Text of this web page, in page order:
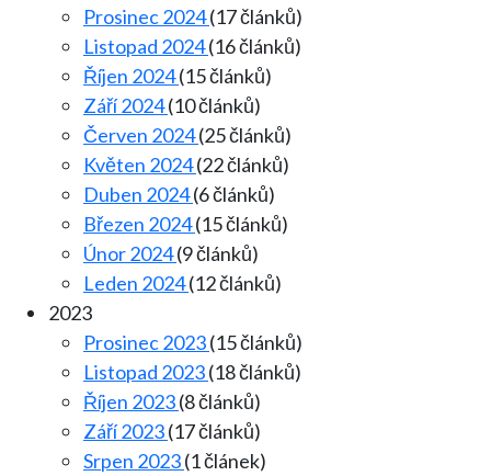
Prosinec 2024(17 článků)
Listopad 2024(16 článků)
Říjen 2024(15 článků)
Září 2024(10 článků)
Červen 2024(25 článků)
Květen 2024(22 článků)
Duben 2024(6 článků)
Březen 2024(15 článků)
Únor 2024(9 článků)
Leden 2024(12 článků)
2023
Prosinec 2023(15 článků)
Listopad 2023(18 článků)
Říjen 2023(8 článků)
Září 2023(17 článků)
Srpen 2023(1 článek)